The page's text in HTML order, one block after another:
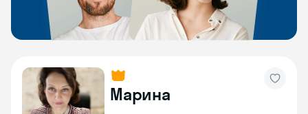
Марина